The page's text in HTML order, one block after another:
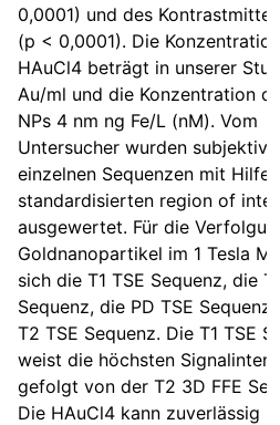
0,0001) und des
(p < 0,0001). Die
HAuCl4 beträgt in unserer
Au/ml und die Konzentration
NPs 4 nm ng Fe/L (nM). Vom
Untersucher wurden subjektiv
einzelnen Sequenzen mit Hilfe
standardisierten region of
ausgewertet. Für die
Goldnanopartikel im 1 Tesla
sich die T1 TSE Sequenz, die
Sequenz, die PD TSE Sequenz
T2 TSE Sequenz. Die T1 TSE
weist die höchsten
gefolgt von der T2 3D FFE
Die HAuCl4 kann zuverlässig